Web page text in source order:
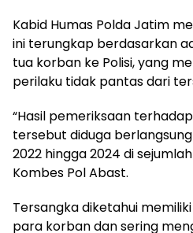
Kabid Humas Polda Jatim
ini terungkap berdasarkan
tua korban ke Polisi, yang
perilaku tidak pantas dari
“Hasil pemeriksaan
tersebut diduga
2022 hingga 2024 di
Kombes Pol Abast.
Tersangka diketahui
para korban dan sering